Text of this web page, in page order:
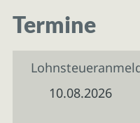
Termine
10.08.2026